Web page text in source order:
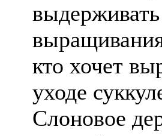
кто хочет
уходе
Слоновое